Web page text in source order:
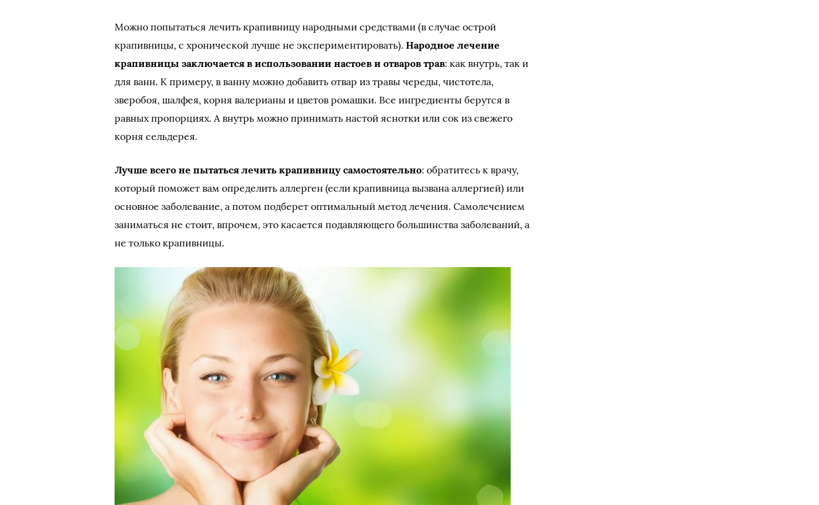
Можно попытаться лечить крапивницу народными средствами (в случае острой
крапивницы, с хронической лучше не экспериментировать).Народное лечение
крапивницы заключается в использовании настоев и отваров трав: как внутрь, так и
для ванн. К примеру, в ванну можно добавить отвар из травы череды, чистотела,
зверобоя, шалфея, корня валерианы и цветов ромашки. Все ингредиенты берутся в
равных пропорциях. А внутрь можно принимать настой яснотки или сок из свежего
корня сельдерея.
Лучше всего не пытаться лечить крапивницу самостоятельно: обратитесь к врачу,
который поможет вам определить аллерген (если крапивница вызвана аллергией) или
основное заболевание, а потом подберет оптимальный метод лечения. Самолечением
заниматься не стоит, впрочем, это касается подавляющего большинства заболеваний, а
не только крапивницы.